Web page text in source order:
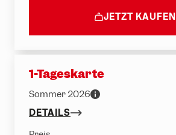
JETZT KAUFEN
1-Tageskarte
Sommer 2026
DETAILS